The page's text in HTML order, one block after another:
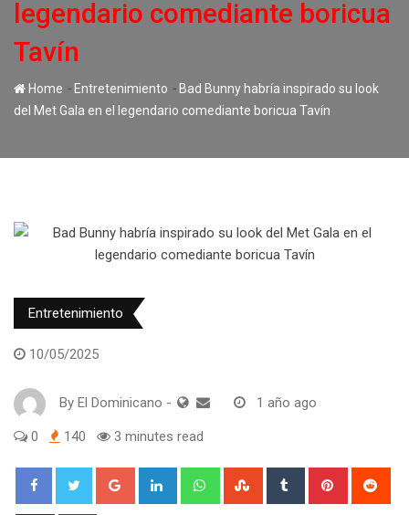
legendario comediante boricua
Tavín
Home - Entretenimiento - Bad Bunny habría inspirado su look
del Met Gala en el legendario comediante boricua Tavín
Entretenimiento
10/05/2025
By El Dominicano - 1 año ago
0 140 3 minutes read
Google+ LinkedIn WhatsappStumbleUpon
Tumblr Pinterest